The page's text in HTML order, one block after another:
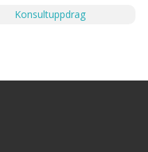
Konsultuppdrag